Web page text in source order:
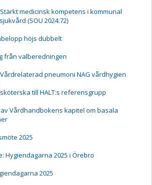
medicinsk kompetens i kommunal
(SOU 2024:72)
höjs dubbelt
från valberedningen
pneumoni NAG vårdhygien
till HALT:s referensgrupp
Vårdhandbokens kapitel om basala
2025
Hygiendagarna 2025 i Örebro
2025